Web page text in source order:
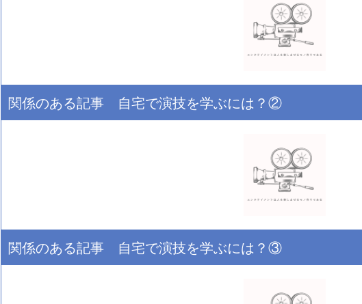
関係のある記事 自宅で演技を学ぶには？②
関係のある記事 自宅で演技を学ぶには？③